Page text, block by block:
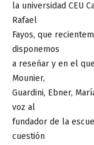
la universidad CEU
Rafael
Fayos, que
disponemos
a reseñar y en el
Mounier,
Guardini, Ebner,
voz al
fundador de la
cuestión